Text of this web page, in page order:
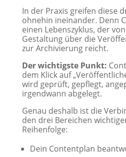
In der Praxis greifen diese
ohnehin ineinander. Denn
einen Lebenszyklus, der
Gestaltung über die
zur Archivierung reicht.
Der wichtigste Punkt:
dem Klick auf
wird geprüft, gepflegt,
irgendwann abgelegt.
Genau deshalb ist die
den drei Bereichen
Reihenfolge:
Dein Contentplan